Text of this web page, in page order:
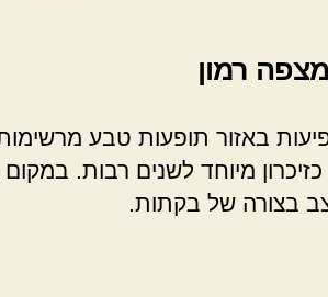
רמון
באזור תופעות טבע
מיוחד לשנים רבות.
בצורה של בקתות.